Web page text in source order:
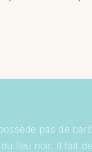
pas de
lieu noir. Il fait